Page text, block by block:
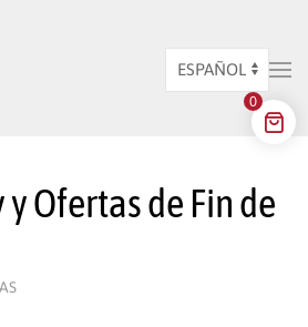
Elegir
idioma
Ofertas de Fin de
0